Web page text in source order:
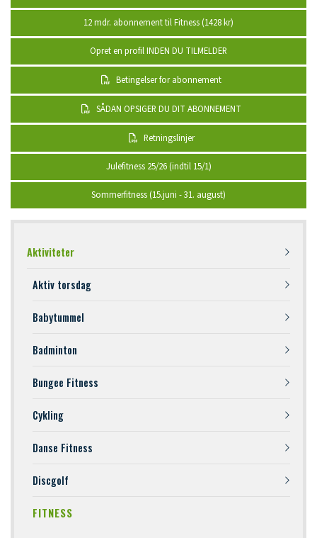
navigation
Aktiviteter
Aktiv torsdag
Babytummel
Badminton
Bungee Fitness
Cykling
Danse Fitness
Discgolf
FITNESS
12 mdr. abonnement til Fitness (1428 kr)
Opret en profil INDEN DU TILMELDER
Betingelser for abonnement
SÅDAN OPSIGER DU DIT ABONNEMENT
Retningslinjer
Julefitness 25/26 (indtil 15/1)
Sommerfitness (15.juni - 31. august)